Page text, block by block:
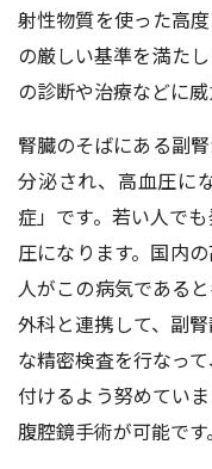
射性物質を使った高
の厳しい基準を満た
の診断や治療などに威
腎臓のそばにある副
分泌され、高血圧に
症」です。若い人で
圧になります。国内
人がこの病気である
外科と連携して、副
な精密検査を行なっ
付けるよう努めてい
腹腔鏡手術が可能です。